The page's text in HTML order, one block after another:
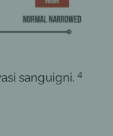
sanguigni. 4